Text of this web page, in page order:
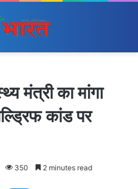
मंत्री का मांगा
कांड पर
350 2 minutes read